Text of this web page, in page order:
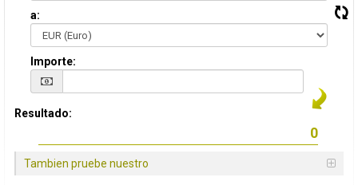
a:
Importe:
Resultado:
Tambien pruebe nuestro